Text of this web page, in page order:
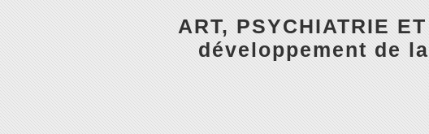
ART, PSYCHIATRIE
développement de